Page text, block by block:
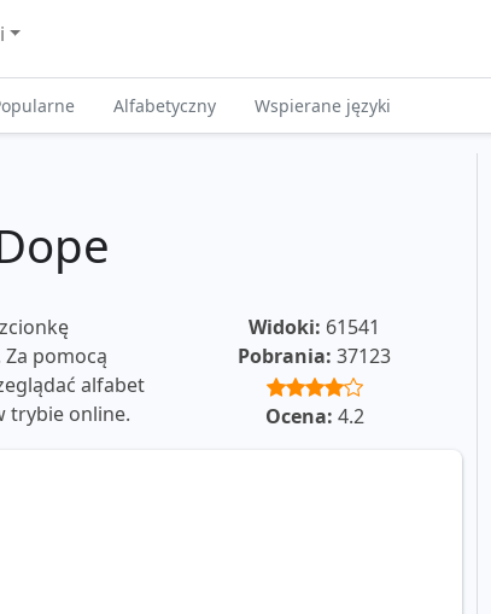
Alfabetyczny Wspierane języki
pomocą
alfabet
trybie online.
Widoki: 61541
Pobrania: 37123
Ocena: 4.2